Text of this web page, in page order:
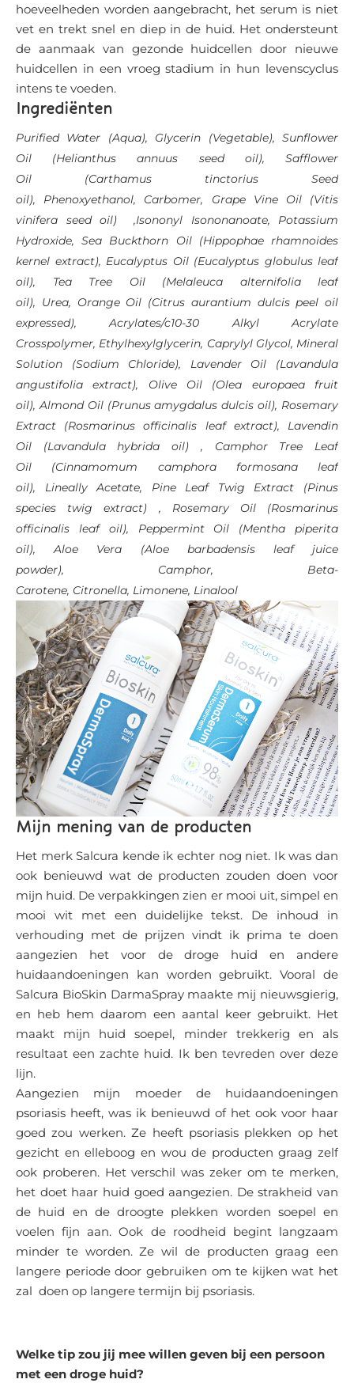
hoeveelheden worden aangebracht, het serum is niet
vet en trekt snel en diep in de huid. Het ondersteunt
de aanmaak van gezonde huidcellen door nieuwe
huidcellen in een vroeg stadium in hun levenscyclus
intens te voeden.
Ingrediënten
Purified Water (Aqua), Glycerin (Vegetable),Sunflower
Oil (Helianthus annuus seed oil), Safflower
Oil (Carthamus tinctorius Seed
oil), Phenoxyethanol, Carbomer, Grape Vine Oil(Vitis
vinifera seed oil) ,Isononyl Isononanoate, Potassium
Hydroxide,Sea Buckthorn Oil(Hippophae rhamnoides
kernel extract), Eucalyptus Oil(Eucalyptus globulus leaf
oil), Tea Tree Oil(Melaleuca alternifolia leaf
oil), Urea, Orange Oil (Citrus aurantium dulcis peel oil
expressed),Acrylates/c10-30 Alkyl Acrylate
Crosspolymer, Ethylhexylglycerin, Caprylyl Glycol, Mineral
Solution (Sodium Chloride), Lavender Oil (Lavandula
angustifolia extract), Olive Oil (Olea europaea fruit
oil),Almond Oil(Prunus amygdalus dulcis oil), Rosemary
Extract (Rosmarinus officinalis leaf extract), Lavendin
Oil (Lavandula hybrida oil) , Camphor Tree Leaf
Oil (Cinnamomum camphora formosana leaf
oil), Lineally Acetate, Pine Leaf Twig Extract (Pinus
species twig extract) , Rosemary Oil(Rosmarinus
officinalis leaf oil), Peppermint Oil (Mentha piperita
oil),Aloe Vera (Aloe barbadensis leaf juice
powder), Camphor, Beta-
Carotene, Citronella, Limonene, Linalool
Mijn mening van de producten
Het merk Salcura kende ik echter nog niet. Ik was dan
ook benieuwd wat de producten zouden doen voor
mijn huid. De verpakkingen zien er mooi uit, simpel en
mooi wit met een duidelijke tekst. De inhoud in
verhouding met de prijzen vindt ik prima te doen
aangezien het voor de droge huid en andere
huidaandoeningen kan worden gebruikt. Vooral de
Salcura BioSkin DarmaSpray maakte mij nieuwsgierig,
en heb hem daarom een aantal keer gebruikt. Het
maakt mijn huid soepel, minder trekkerig en als
resultaat een zachte huid. Ik ben tevreden over deze
lijn.
Aangezien mijn moeder de huidaandoeningen
psoriasis heeft, was ik benieuwd of het ook voor haar
goed zou werken. Ze heeft psoriasis plekken op het
gezicht en elleboog en wou de producten graag zelf
ook proberen. Het verschil was zeker om te merken,
het doet haar huid goed aangezien. De strakheid van
de huid en de droogte plekken worden soepel en
voelen fijn aan. Ook de roodheid begint langzaam
minder te worden. Ze wil de producten graag een
langere periode door gebruiken om te kijken wat het
zal doen op langere termijn bij psoriasis.
Welke tip zou jij mee willen geven bij een persoon
met een droge huid?